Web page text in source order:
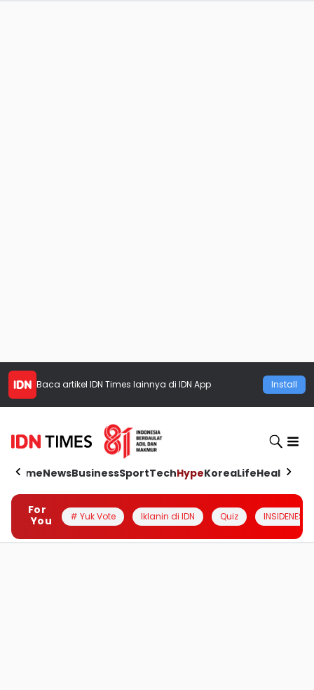
Baca artikel IDN Times lainnya di IDN App Install
HomeNewsBusinessSportTechHypeKoreaLifeHealth
For
You
# Yuk Vote Iklanin di IDN Quiz INSIDENESIA